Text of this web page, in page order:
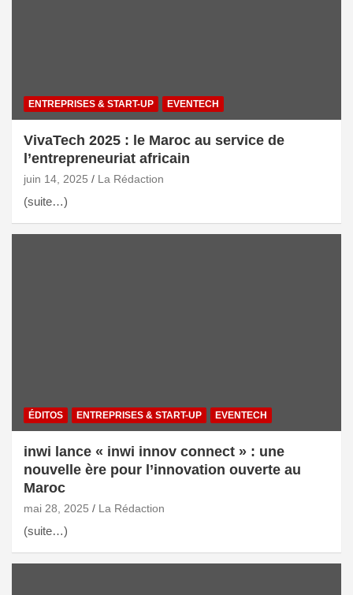
ENTREPRISES & START-UP EVENTECH
VivaTech 2025 : le Maroc au service de
l’entrepreneuriat africain
juin 14, 2025 La Rédaction
(suite…)
ÉDITOS ENTREPRISES & START-UP EVENTECH
inwi lance « inwi innov connect » : une
nouvelle ère pour l’innovation ouverte au
Maroc
mai 28, 2025 La Rédaction
(suite…)